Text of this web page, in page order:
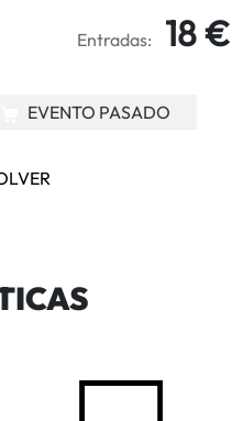
Entradas: 18 €
EVENTO PASADO